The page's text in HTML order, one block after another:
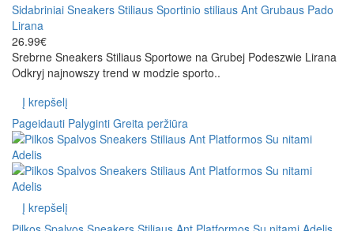
Sidabriniai Sneakers Stiliaus Sportinio stiliaus Ant Grubaus Pado
Lirana
26.99€
Srebrne Sneakers Stiliaus Sportowe na Grubej Podeszwie Lirana
Odkryj najnowszy trend w modzie sporto..
Į krepšelį
Pageidauti Palyginti Greita peržiūra
Į krepšelį